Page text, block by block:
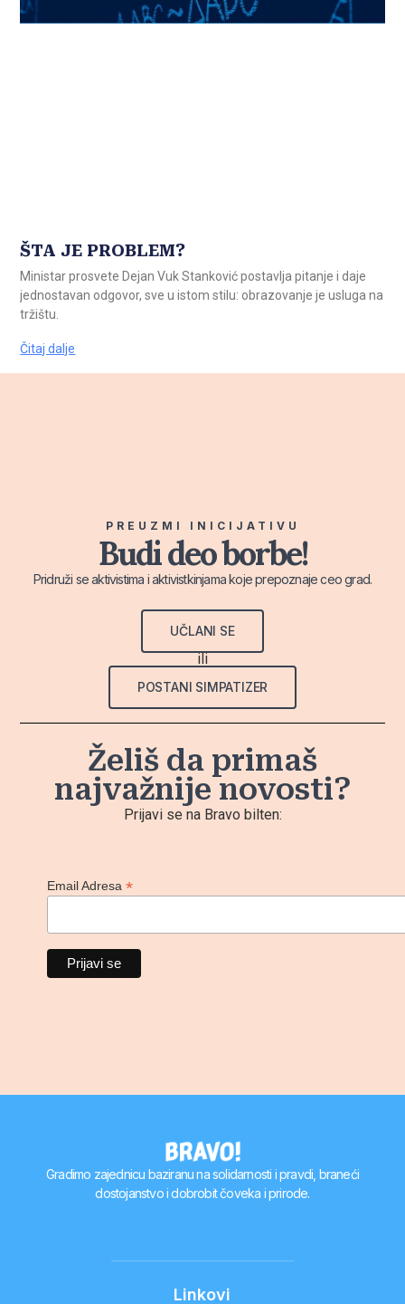
ŠTA JE PROBLEM?
Ministar prosvete Dejan Vuk Stanković postavlja pitanje i daje
jednostavan odgovor, sve u istom stilu: obrazovanje je usluga na
tržištu.
Čitaj dalje
PREUZMI INICIJATIVU
Budi deo borbe!
Pridruži se aktivistima i aktivistkinjama koje prepoznaje ceo grad.
UČLANI SE
ili
POSTANI SIMPATIZER
Želiš da primaš
najvažnije novosti?
Prijavi se na Bravo bilten:
Email Adresa*
Gradimo zajednicu baziranu na solidarnosti i pravdi, braneći
dostojanstvo i dobrobit čoveka i prirode.
Linkovi